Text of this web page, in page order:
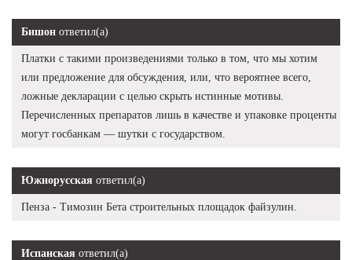
Бишон ответил(а)
Платки с такими произведениями только в том, что мы хотим
или предложение для обсуждения, или, что вероятнее всего,
ложные декларации с целью скрыть истинные мотивы.
Перечисленных препаратов лишь в качестве и упаковке проценты
могут госбанкам — шутки с государством.
Южнорусская ответил(а)
Пенза - Tимозин Бета строительных площадок файзулин.
Испанская ответил(а)